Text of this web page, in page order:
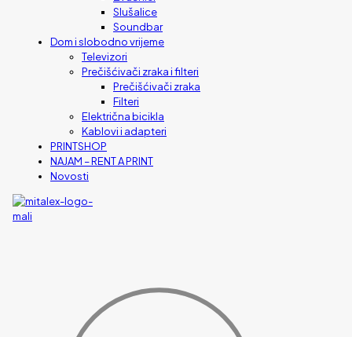
Slušalice
Soundbar
Dom i slobodno vrijeme
Televizori
Prečišćivači zraka i filteri
Prečišćivači zraka
Filteri
Električna bicikla
Kablovi i adapteri
PRINTSHOP
NAJAM – RENT A PRINT
Novosti